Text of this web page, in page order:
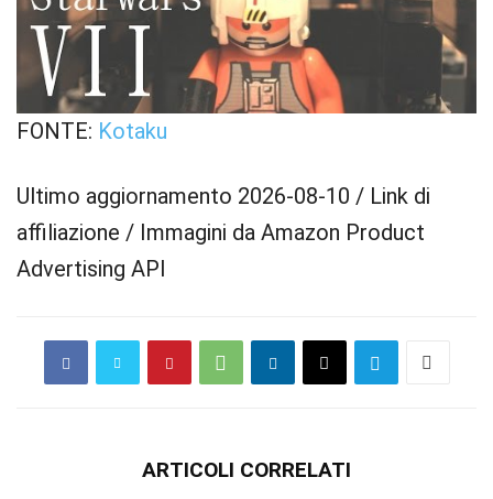
FONTE: Kotaku
Ultimo aggiornamento 2026-08-10 / Link di
affiliazione / Immagini da Amazon Product
Advertising API
ARTICOLI CORRELATI